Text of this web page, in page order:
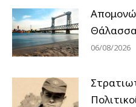
06/08/2026